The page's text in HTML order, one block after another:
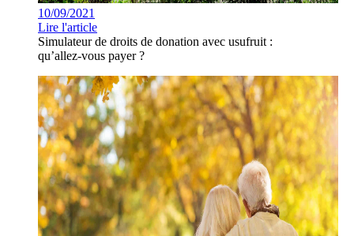
10/09/2021
Lire l'article
Simulateur de droits de donation avec usufruit :
qu’allez-vous payer ?